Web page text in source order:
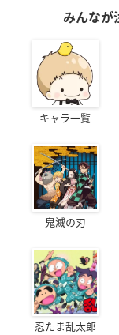
みんなが
キャラ一覧
鬼滅の刃
忍たま乱太郎